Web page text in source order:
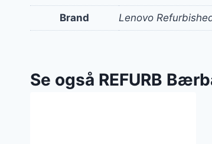
Brand Lenovo
Se også REFURB